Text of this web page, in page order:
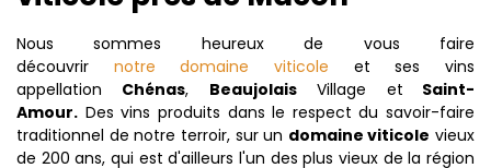
Nous sommes heureux de vous faire
découvrir notre domaine viticole et ses vins
appellation Chénas, BeaujolaisVillage et Saint-
Amour. Des vins produits dans le respect du savoir-faire
traditionnel de notre terroir, sur un domaine viticole vieux
de 200 ans, qui est d'ailleurs l'un des plus vieux de la région